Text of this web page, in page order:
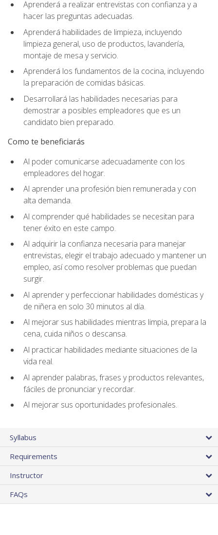
Aprenderá a realizar entrevistas con confianza y a
hacer las preguntas adecuadas.
Aprenderá habilidades de limpieza, incluyendo
limpieza general, uso de productos, lavandería,
montaje de mesa y servicio.
Aprenderá los fundamentos de la cocina, incluyendo
la preparación de comidas básicas.
Desarrollará las habilidades necesarias para
demostrar a posibles empleadores que es un
candidato bien preparado.
Como te beneficiarás
Al poder comunicarse adecuadamente con los
empleadores del hogar.
Al aprender una profesión bien remunerada y con
alta demanda.
Al comprender qué habilidades se necesitan para
tener éxito en este campo.
Al adquirir la confianza necesaria para manejar
entrevistas, elegir el trabajo adecuado y mantener un
empleo, así como resolver problemas que puedan
surgir.
Al aprender y perfeccionar habilidades domésticas y
de niñera en solo 30 minutos al día.
Al mejorar sus habilidades mientras limpia, prepara la
cena, cuida niños o descansa.
Al practicar habilidades mediante situaciones de la
vida real.
Al aprender palabras, frases y productos relevantes,
fáciles de pronunciar y recordar.
Al mejorar sus oportunidades profesionales.
Syllabus
Requirements
Instructor
FAQs